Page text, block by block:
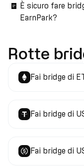
È sicuro fare
EarnPark?
Rotte
Fai bridge di
Fai bridge di
Fai bridge di